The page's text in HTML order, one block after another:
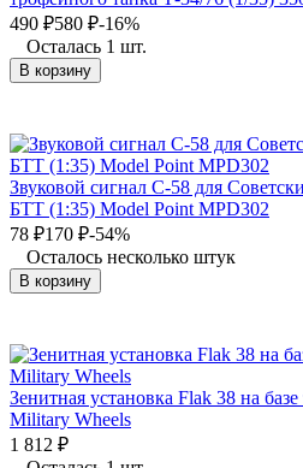
490 ₽580 ₽-16%
Осталась 1 шт.
В корзину
Звуковой сигнал С-58 для
БТТ (1:35) Model Point MPD302
78 ₽170 ₽-54%
Осталось несколько штук
В корзину
Зенитная установка Flak 38 на
Military Wheels
1 812 ₽